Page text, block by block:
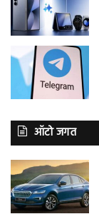
ऑटो जगत